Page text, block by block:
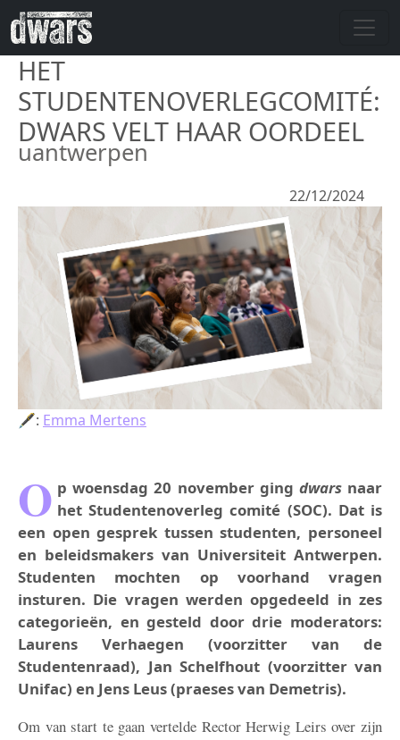
Overslaan en naar de inhoud gaan
HET
STUDENTENOVERLEGCOMITÉ:
DWARS VELT HAAR OORDEEL
uantwerpen
22/12/2024
🖋: Emma Mertens
O p woensdag 20 november ging dwarsnaar
het Studentenoverleg comité (SOC). Dat is
een open gesprek tussen studenten, personeel
en beleidsmakers van Universiteit Antwerpen.
Studenten mochten op voorhand vragen
insturen. Die vragen werden opgedeeld in zes
categorieën, en gesteld door drie moderators:
Laurens Verhaegen (voorzitter van de
Studentenraad), Jan Schelfhout (voorzitter van
Unifac) en Jens Leus (praeses van Demetris).
Om van start te gaan vertelde Rector Herwig Leirs over zijn